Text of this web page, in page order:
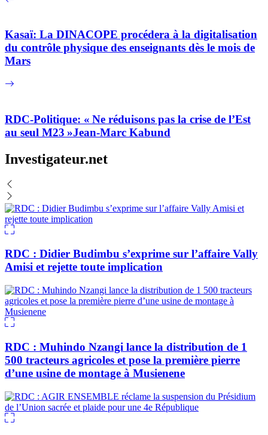
Kasaï: La DINACOPE procédera à la digitalisation
du contrôle physique des enseignants dès le mois de
Mars
RDC-Politique: « Ne réduisons pas la crise de l’Est
au seul M23 »Jean-Marc Kabund
Investigateur.net
RDC : Didier Budimbu s’exprime sur l’affaire Vally
Amisi et rejette toute implication
RDC : Muhindo Nzangi lance la distribution de 1
500 tracteurs agricoles et pose la première pierre
d’une usine de montage à Musienene